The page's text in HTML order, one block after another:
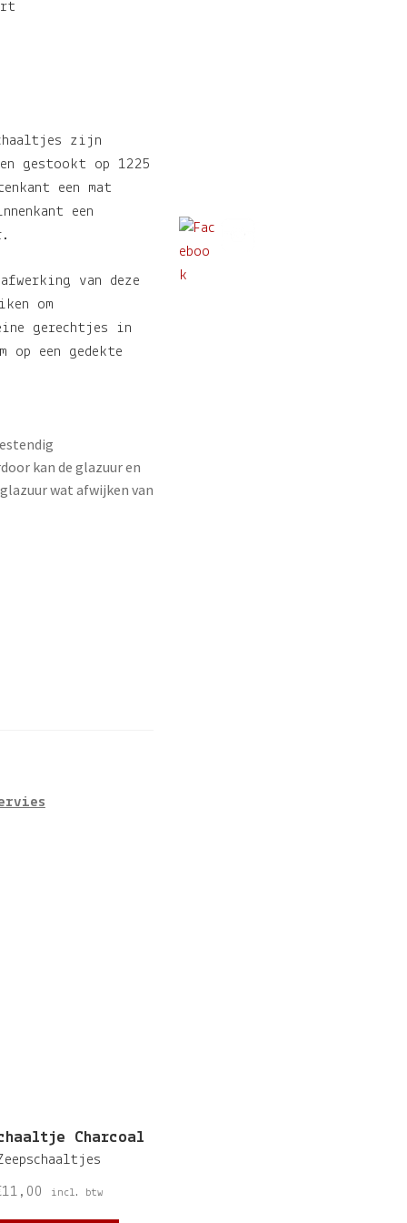
zijn
gestookt op 1225
een mat
een
van deze
om
gerechtjes in
een gedekte
kan de glazuur en
wat afwijken van
Charcoal
11,00 incl. btw